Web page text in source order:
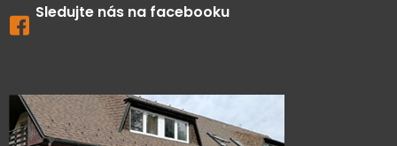
Sledujte nás na facebooku